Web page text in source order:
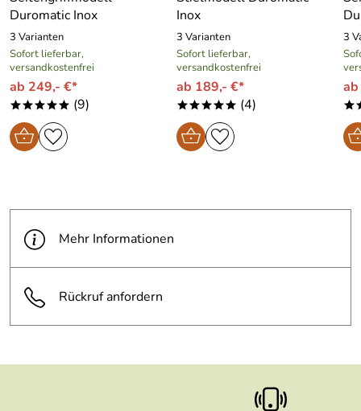
KochForm Kundenservice
Lieber Kunde, herzlichen Dank für Ihren wichtigen
Hinweis zur Montage: Bitte nutzen Sie im Reiter
"Hinweise und Dokumente" die dort hinterlegte
Gebrauchsanweisung. Im Kapitel 11 finden Sie
nützliche Tipps zur Montage. Gerne helfen wir Ihnen
auch telefonisch weiter. Ihr Kochform Kundenservice
Team
Duromatic Inox
3 Varianten
Sofort lieferbar,
versandkostenfrei
ab 249,- €*
***** (9)
Inox
3 Varianten
Sofort lieferbar,
versandkostenfrei
ab 189,- €*
***** (4)
3
Mehr Informationen
Rückruf anfordern